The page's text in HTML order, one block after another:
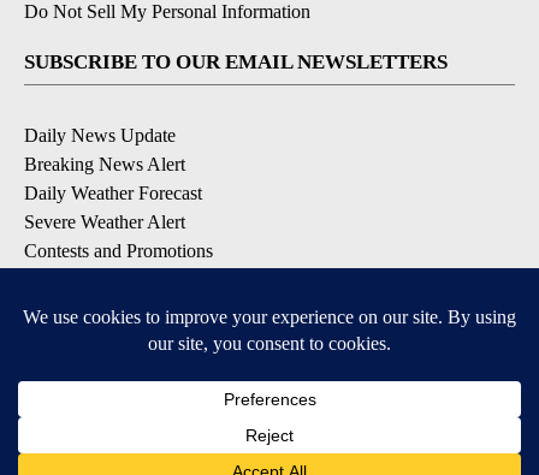
Do Not Sell My Personal Information
SUBSCRIBE TO OUR EMAIL NEWSLETTERS
Daily News Update
Breaking News Alert
Daily Weather Forecast
Severe Weather Alert
Contests and Promotions